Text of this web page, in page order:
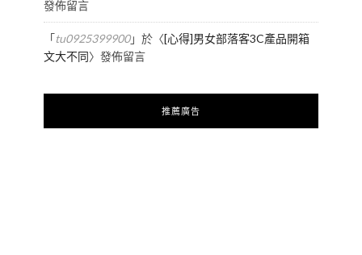
發佈留言
「tu0925399900」於〈[心得]男女部落客3C產品開箱
文大不同〉發佈留言
推薦廣告